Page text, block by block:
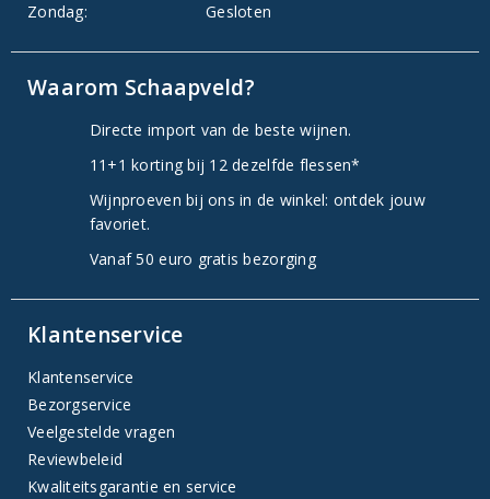
Zondag:
Gesloten
Waarom Schaapveld?
Directe import van de beste wijnen.
11+1 korting bij 12 dezelfde flessen*
Wijnproeven bij ons in de winkel: ontdek jouw
favoriet.
Vanaf 50 euro gratis bezorging
Klantenservice
Klantenservice
Bezorgservice
Veelgestelde vragen
Reviewbeleid
Kwaliteitsgarantie en service